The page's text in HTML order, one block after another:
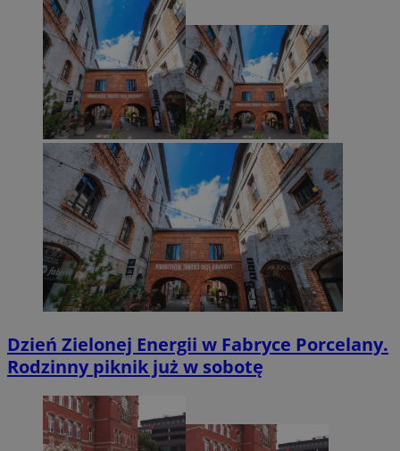
Dzień Zielonej Energii w Fabryce Porcelany.
Rodzinny piknik już w sobotę